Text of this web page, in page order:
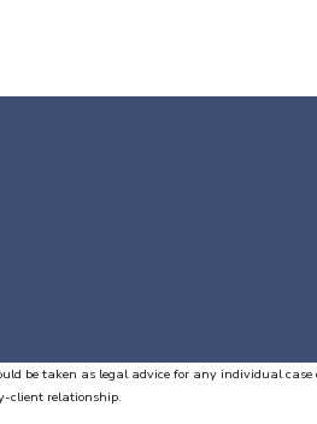
be taken as legal advice for any individual
client relationship.